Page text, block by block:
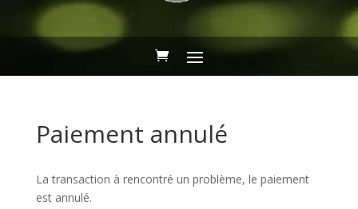
Paiement annulé
La transaction à rencontré un problème, le paiement
est annulé.